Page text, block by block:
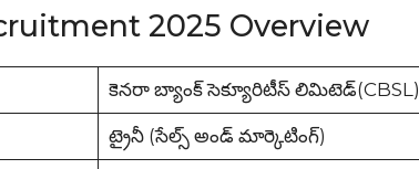
2025 Overview
కెనరా బ్యాంక్ సెక్యూరిటీస్ లిమిటెడ్(CBSL)
ట్రైనీ (సేల్స్ అండ్ మార్కెటింగ్)